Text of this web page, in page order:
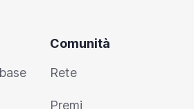
Comunità
Rete
Premi